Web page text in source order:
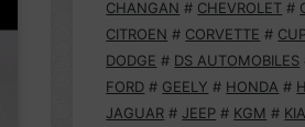
CHANGAN # CHEVROLET #
CITROEN # CORVETTE #
DODGE # DS AUTOMOBILES
FORD # GEELY # HONDA #
JAGUAR # JEEP # KGM # KIA